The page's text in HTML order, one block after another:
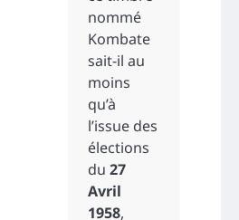
nommé
Kombate
sait-il au
moins
qu’à
l’issue des
élections
du 27
Avril
1958,